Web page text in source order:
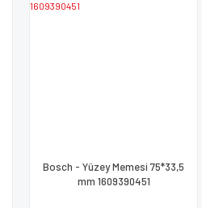
Bosch - Yüzey Memesi 75*33,5
mm 1609390451